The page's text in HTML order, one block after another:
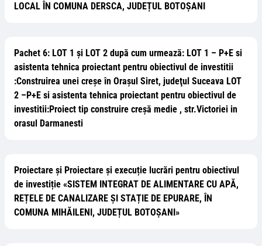
LOCAL ÎN COMUNA DERSCA, JUDEȚUL BOTOȘANI
Pachet 6: LOT 1 și LOT 2 după cum urmează: LOT 1 – P+E si
asistenta tehnica proiectant pentru obiectivul de investitii
:Construirea unei creșe în Oraşul Siret, judeţul Suceava LOT
2 –P+E si asistenta tehnica proiectant pentru obiectivul de
investitii:Proiect tip construire creșă medie , str.Victoriei in
orasul Darmanesti
Proiectare și Proiectare și execuție lucrări pentru obiectivul
de investiție «SISTEM INTEGRAT DE ALIMENTARE CU APĂ,
REȚELE DE CANALIZARE ȘI STAȚIE DE EPURARE, ÎN
COMUNA MIHĂILENI, JUDEȚUL BOTOȘANI»